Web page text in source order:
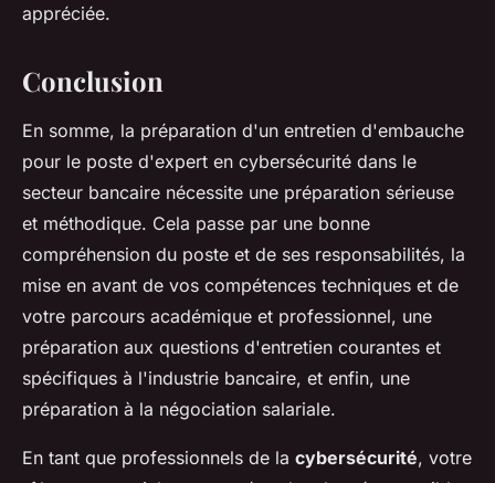
appréciée.
Conclusion
En somme, la préparation d'un entretien d'embauche
pour le poste d'expert en cybersécurité dans le
secteur bancaire nécessite une préparation sérieuse
et méthodique. Cela passe par une bonne
compréhension du poste et de ses responsabilités, la
mise en avant de vos compétences techniques et de
votre parcours académique et professionnel, une
préparation aux questions d'entretien courantes et
spécifiques à l'industrie bancaire, et enfin, une
préparation à la négociation salariale.
En tant que professionnels de la cybersécurité, votre